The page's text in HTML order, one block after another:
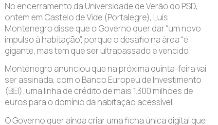
No encerramento da Universidade de Verão do PSD,
ontem em Castelo de Vide (Portalegre), Luís
Montenegro disse que o Governo quer dar “um novo
impulso à habitação”, porque o desafio na área “é
gigante, mas tem que ser ultrapassado e vencido”.
Montenegro anunciou que na próxima quinta-feira vai
ser assinada, com o Banco Europeu de Investimento
(BEI), uma linha de crédito de mais 1.300 milhões de
euros para o domínio da habitação acessível.
O Governo quer ainda criar uma ficha única digital que